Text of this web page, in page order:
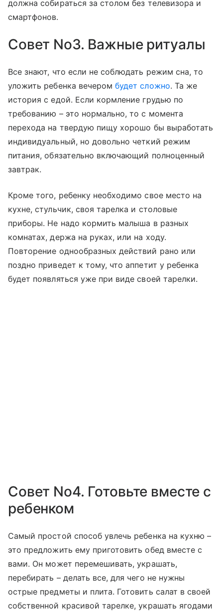
должна собираться за столом без телевизора и
смартфонов.
Совет No3. Важные ритуалы
Все знают, что если не соблюдать режим сна, то
уложить ребенка вечеромбудет сложно. Та же
история с едой. Если кормление грудью по
требованию – это нормально, то с момента
перехода на твердую пищу хорошо бы выработать
индивидуальный, но довольно четкий режим
питания, обязательно включающий полноценный
завтрак.
Кроме того, ребенку необходимо свое место на
кухне, стульчик, своя тарелка и столовые
приборы. Не надо кормить малыша в разных
комнатах, держа на руках, или на ходу.
Повторение однообразных действий рано или
поздно приведет к тому, что аппетит у ребенка
будет появляться уже при виде своей тарелки.
Совет No4. Готовьте вместе с
ребенком
Самый простой способ увлечь ребенка на кухню –
это предложить ему приготовить обед вместе с
вами. Он может перемешивать, украшать,
перебирать – делать все, для чего не нужны
острые предметы и плита. Готовить салат в своей
собственной красивой тарелке, украшать ягодами